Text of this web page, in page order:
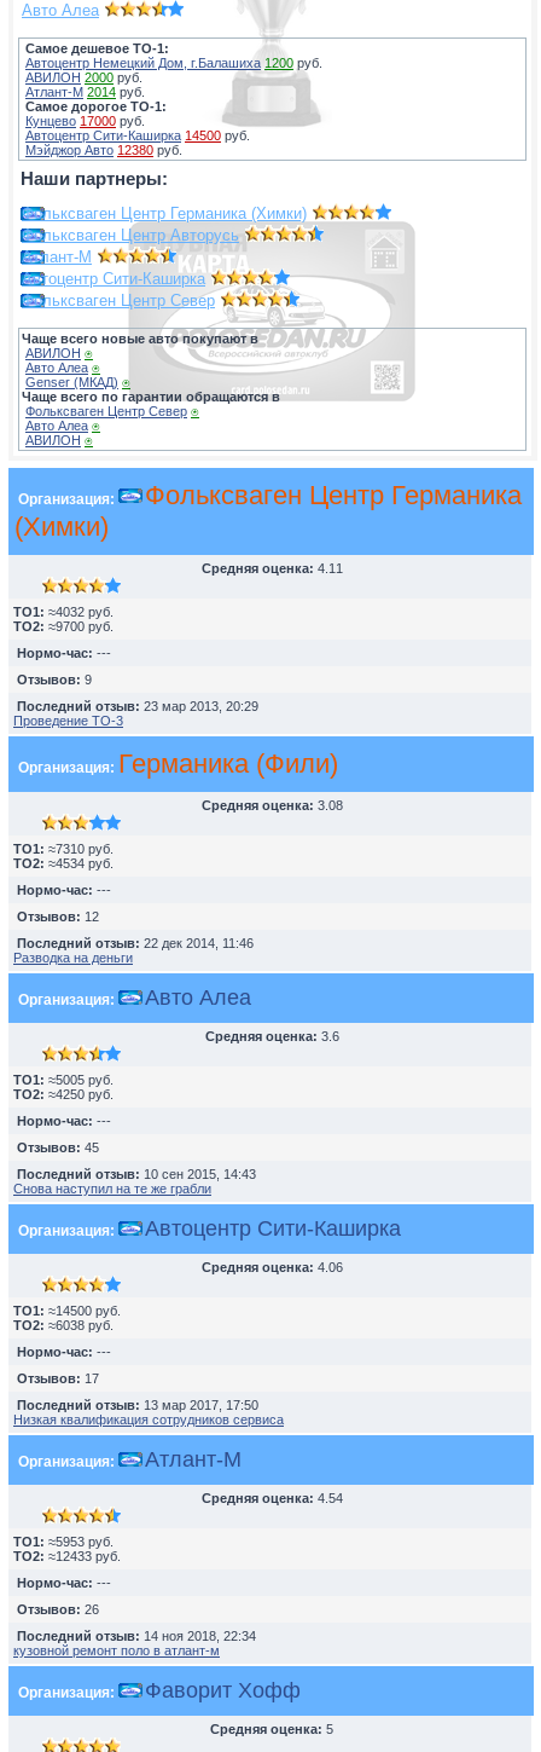
Авто Алеа
Самое дешевое ТО-1:
Автоцентр Немецкий Дом, г.Балашиха 1200 руб.
АВИЛОН 2000 руб.
Атлант-М 2014 руб.
Самое дорогое ТО-1:
Кунцево 17000 руб.
Автоцентр Сити-Каширка 14500 руб.
Мэйджор Авто 12380 руб.
Наши партнеры:
Фольксваген Центр Германика (Химки)
Фольксваген Центр Авторусь
Атлант-М
Автоцентр Сити-Каширка
Фольксваген Центр Север
Чаще всего новые авто покупают в
АВИЛОН ⍟
Авто Алеа ⍟
Genser (МКАД) ⍟
Чаще всего по гарантии обращаются в
Фольксваген Центр Север ⍟
Авто Алеа ⍟
АВИЛОН ⍟
Организация:
Фольксваген Центр Германика
(Химки)
Средняя оценка: 4.11
TO1: ≈4032 руб.
TO2: ≈9700 руб.
Нормо-час: ---
Отзывов: 9
Последний отзыв: 23 мар 2013, 20:29
Проведение ТО-3
Организация: Германика (Фили)
Средняя оценка: 3.08
TO1: ≈7310 руб.
TO2: ≈4534 руб.
Нормо-час: ---
Отзывов: 12
Последний отзыв: 22 дек 2014, 11:46
Разводка на деньги
Организация: Авто Алеа
Средняя оценка: 3.6
TO1: ≈5005 руб.
TO2: ≈4250 руб.
Нормо-час: ---
Отзывов: 45
Последний отзыв: 10 сен 2015, 14:43
Снова наступил на те же грабли
Организация: Автоцентр Сити-Каширка
Средняя оценка: 4.06
TO1: ≈14500 руб.
TO2: ≈6038 руб.
Нормо-час: ---
Отзывов: 17
Последний отзыв: 13 мар 2017, 17:50
Низкая квалификация сотрудников сервиса
Организация: Атлант-М
Средняя оценка: 4.54
TO1: ≈5953 руб.
TO2: ≈12433 руб.
Нормо-час: ---
Отзывов: 26
Последний отзыв: 14 ноя 2018, 22:34
кузовной ремонт поло в атлант-м
Организация: Фаворит Хофф
Средняя оценка: 5